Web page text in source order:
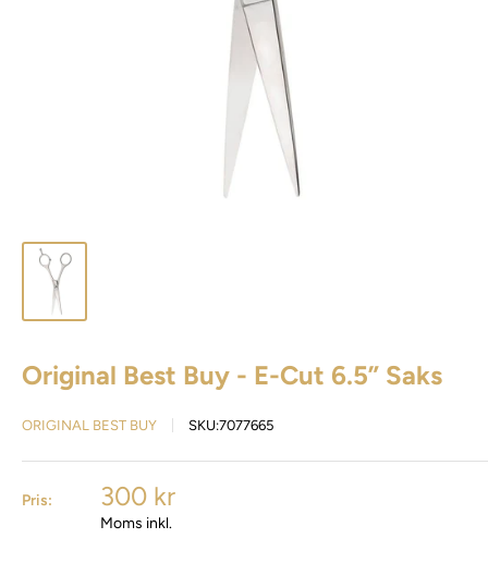
Original Best Buy - E-Cut 6.5” Saks
ORIGINAL BEST BUY SKU:7077665
Pris: 300 kr
Moms inkl.